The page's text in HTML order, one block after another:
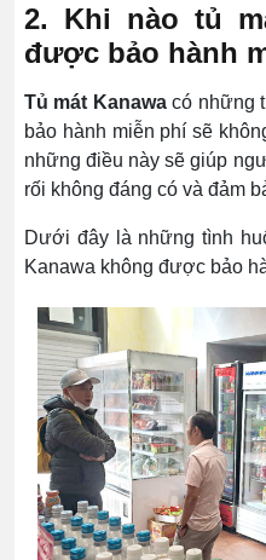
2. Khi nào tủ
được bảo hành
Tủ mát Kanawacó những
bảo hành miễn phí sẽ
những điều này sẽ giúp
rối không đáng có và đảm
Dưới đây là những tình
Kanawa không được bảo